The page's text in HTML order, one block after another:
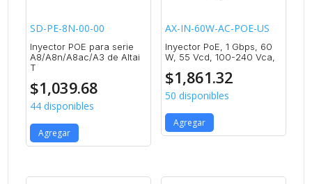
SD-PE-8N-00-00
Inyector POE para serie
A8/A8n/A8ac/A3 de Altai
T
$1,039.68
44 disponibles
Agregar
AX-IN-60W-AC-POE-US
Inyector PoE, 1 Gbps, 60
W, 55 Vcd, 100-240 Vca,
$1,861.32
50 disponibles
Agregar